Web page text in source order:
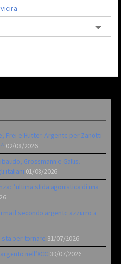
Frei e Hutter. Argento per Zanotti
02/08/2026
Grossmann e Gallis.
italiani 01/08/2026
l’ultima sfida agonistica di una
il secondo argento azzurro a
sta per tornare 31/07/2026
nell’XCC 30/07/2026